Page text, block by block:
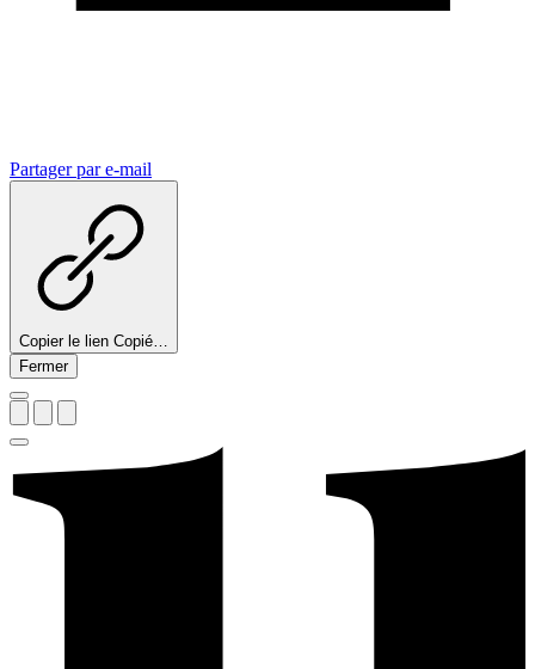
Partager par e-mail
Copier le lien Copié…
Fermer